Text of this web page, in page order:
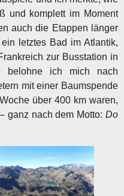
und komplett im Moment
auch die Etappen länger
letztes Bad im Atlantik,
zur Busstation in
belohne ich mich nach
mit einer Baumspende
über 400 km waren,
ganz nach dem Motto: Do